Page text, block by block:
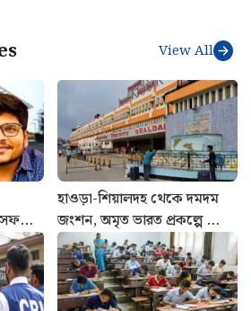
View All
হাওড়া-শিয়ালদহ থেকে দমদম
জংশন, অমৃত ভারত প্রকল্পে ভোল
বদলাতে চলেছে কোন কোন
স্টেশনের?